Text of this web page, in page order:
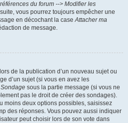
du forum --> Modifier les
vous pourrez toujours empêcher une
en décochant la caseAttacher ma
de message.
de la publication d’un nouveau sujet ou
d’un sujet (si vous en avez les
Sondage sous la partie message (si vous ne
pas le droit de créer des sondages).
moins deux options possibles, saisissez
des réponses. Vous pouvez aussi indiquer
peut choisir lors de son vote dans